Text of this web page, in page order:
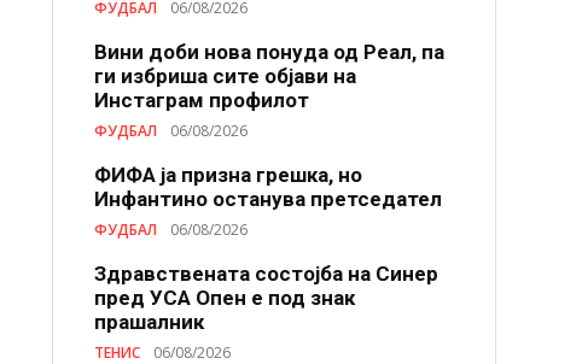
ФУДБАЛ 06/08/2026
Вини доби нова понуда од Реал, па
ги избриша сите објави на
Инстаграм профилот
ФУДБАЛ 06/08/2026
ФИФА ја призна грешка, но
Инфантино останува претседател
ФУДБАЛ 06/08/2026
Здравствената состојба на Синер
пред УСА Опен е под знак
прашалник
ТЕНИС 06/08/2026